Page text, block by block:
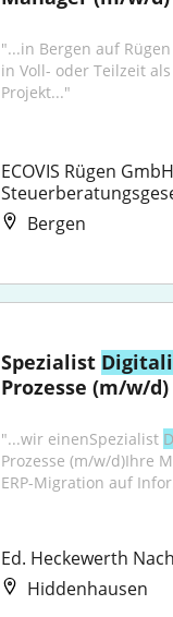
"...in Bergen auf
in Voll- oder Teilzeit als
Projekt..."
ECOVIS Rügen
Bergen
Spezialist
Prozesse (m/w/d)
"...wir einenSpezialist
Prozesse (m⁠/⁠w⁠/⁠d)Ihre
ERP-Migration auf
Ed. Heckewerth
Hiddenhausen